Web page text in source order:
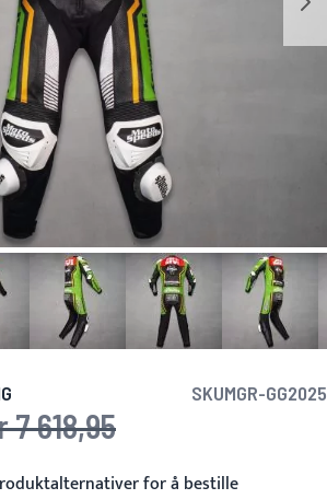
SKUMGR-GG2025
pris
7 618,95
for å bestille